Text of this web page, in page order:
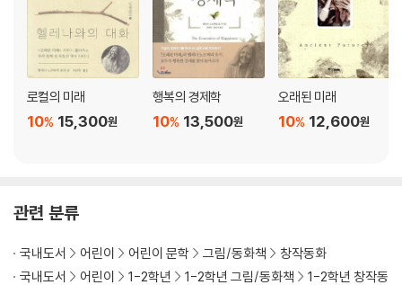
로컬의 미래
15,300원
10%
행복의 경제학
13,500원
10%
오래된 미래
12,600원
10%
관련 분류
국내도서 어린이 어린이 문학 그림/동화책
창작동화
국내도서
어린이 1-2학년 1-2학년 그림/동화책
1-2학년 창작동